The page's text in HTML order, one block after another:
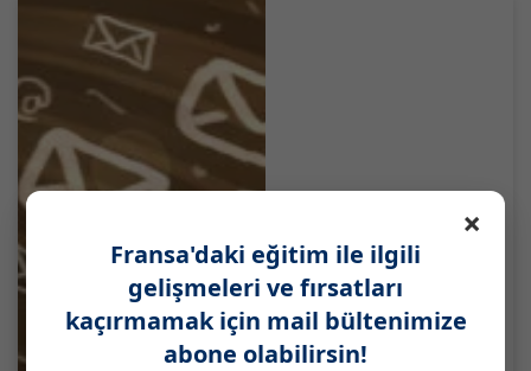
×
Fransa'daki eğitim ile ilgili
gelişmeleri ve fırsatları
kaçırmamak için mail bültenimize
abone olabilirsin!